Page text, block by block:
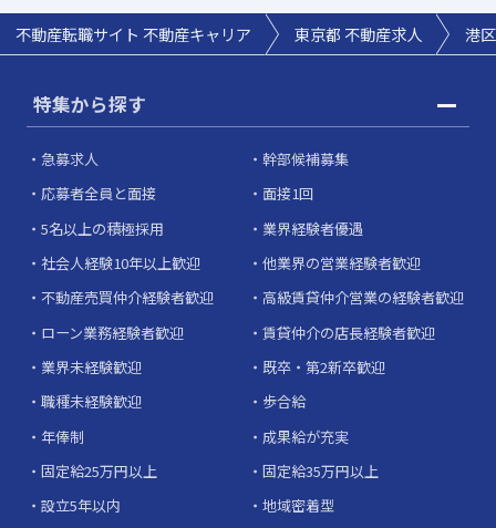
不動産転職サイト 不動産キャリア 東京都 不動産求人 港
特集から探す
急募求人
幹部候補募集
応募者全員と面接
面接1回
5名以上の積極採用
業界経験者優遇
社会人経験10年以上歓迎
他業界の営業経験者歓迎
不動産売買仲介経験者歓迎
高級賃貸仲介営業の経験者歓迎
ローン業務経験者歓迎
賃貸仲介の店長経験者歓迎
業界未経験歓迎
既卒・第2新卒歓迎
職種未経験歓迎
歩合給
年俸制
成果給が充実
固定給25万円以上
固定給35万円以上
設立5年以内
地域密着型